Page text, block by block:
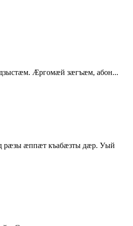
Æргомæй зæгъæм, абон...
рӕзы ӕппӕт къабӕзты дӕр. Уый